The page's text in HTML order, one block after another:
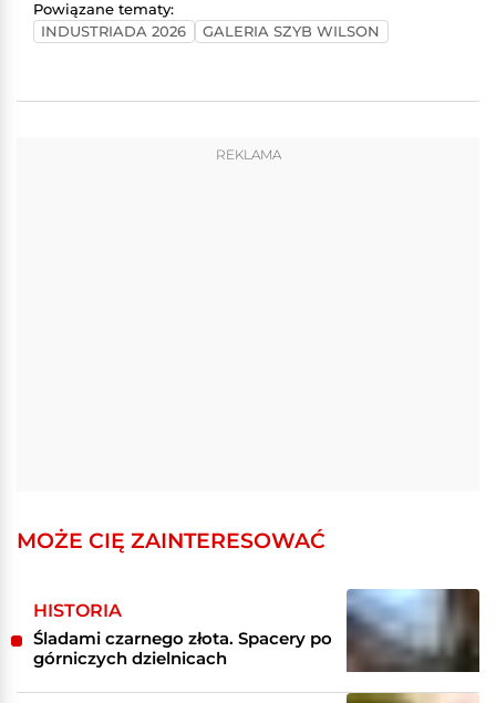
Powiązane tematy:
INDUSTRIADA 2026
GALERIA SZYB WILSON
REKLAMA
MOŻE CIĘ ZAINTERESOWAĆ
HISTORIA
Śladami czarnego złota. Spacery po
górniczych dzielnicach